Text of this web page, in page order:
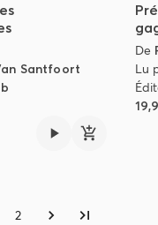
Santfoort
De
Lu
2